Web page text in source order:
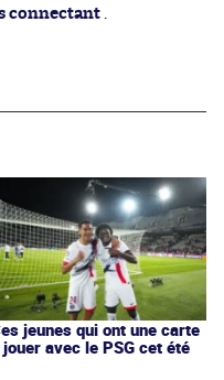
connectant
jeunes qui ont une carte
jouer avec le PSG cet été